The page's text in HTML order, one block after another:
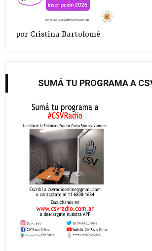
por Cristina Bartolomé
SUMÁ TU PROGRAMA A